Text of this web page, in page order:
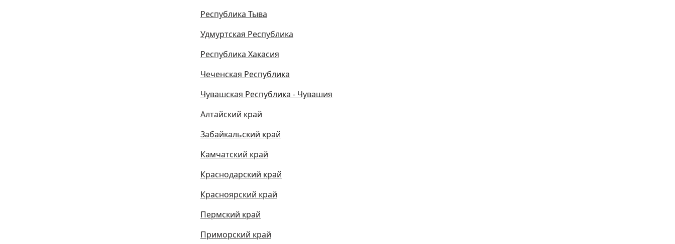
Республика Тыва
Удмуртская Республика
Республика Хакасия
Чеченская Республика
Чувашская Республика - Чувашия
Алтайский край
Забайкальский край
Камчатский край
Краснодарский край
Красноярский край
Пермский край
Приморский край